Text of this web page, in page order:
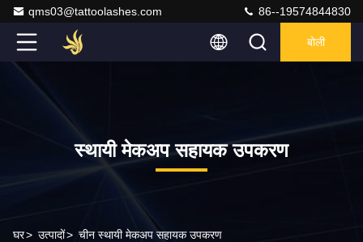
qms03@tattoolashes.com 86--19574844830
बोली
स्थायी मेकअप सहायक उपकरण
घर> उत्पादों> चीन स्थायी मेकअप सहायक उपकरण